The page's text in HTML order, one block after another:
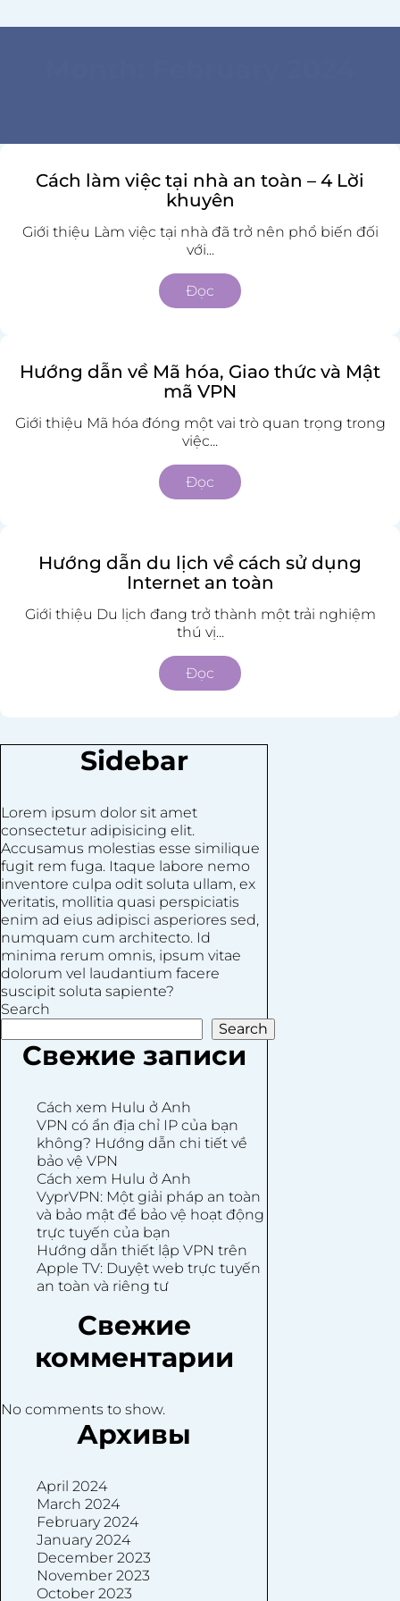
Cách làm việc tại nhà an toàn – 4 Lời
khuyên
Giới thiệu Làm việc tại nhà đã trở nên phổ biến đối
với...
Đọc
Hướng dẫn về Mã hóa, Giao thức và Mật
mã VPN
Giới thiệu Mã hóa đóng một vai trò quan trọng trong
việc...
Đọc
Hướng dẫn du lịch về cách sử dụng
Internet an toàn
Giới thiệu Du lịch đang trở thành một trải nghiệm
thú vị...
Đọc
Sidebar
Lorem ipsum dolor sit amet
consectetur adipisicing elit.
Accusamus molestias esse similique
fugit rem fuga. Itaque labore nemo
inventore culpa odit soluta ullam, ex
veritatis, mollitia quasi perspiciatis
enim ad eius adipisci asperiores sed,
numquam cum architecto. Id
minima rerum omnis, ipsum vitae
dolorum vel laudantium facere
suscipit soluta sapiente?
Search
Search
Свежие записи
Cách xem Hulu ở Anh
VPN có ẩn địa chỉ IP của bạn
không? Hướng dẫn chi tiết về
bảo vệ VPN
Cách xem Hulu ở Anh
VyprVPN: Một giải pháp an toàn
và bảo mật để bảo vệ hoạt động
trực tuyến của bạn
Hướng dẫn thiết lập VPN trên
Apple TV: Duyệt web trực tuyến
an toàn và riêng tư
Свежие
комментарии
No comments to show.
Архивы
April 2024
March 2024
February 2024
January 2024
December 2023
November 2023
October 2023